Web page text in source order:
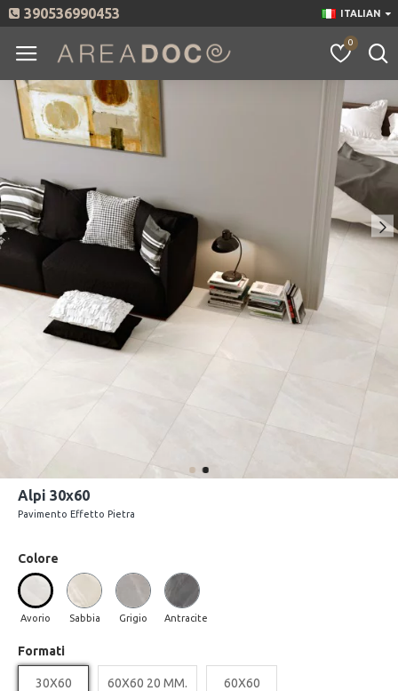
390536990453 ITALIAN
0
Alpi 30x60
Pavimento Effetto Pietra
Colore
Avorio Sabbia Grigio Antracite
Formati
30X60 60X60 20 MM. 60X60